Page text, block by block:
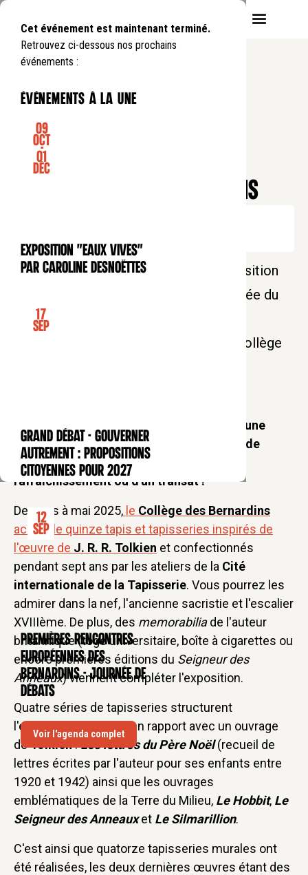
Cet événement est maintenant terminé.
Retrouvez ci-dessous nos prochains
événements :
événements à la une
EXPOSITION
09
Oct
-
01
Déc
Exposition "Eaux Vives"
par Caroline Desnoëttes
CONFÉRENCE
17
Sep
GRAND DÉBAT - Gouverner
autrement : propositions
citoyennes pour 2027
CONFÉRENCE
12
Sep
Premières rencontres
européennes des
Bernardins - Journée de
débats
Voir l'agenda complet
EXPOSITION
HAPPY HOUR AUX BERNARDINS
Pour inaugurer les nocturnes de l'exposition
"Aubusson tisse Tolkien" et fêter l'arrivée du
printemps, venez profiter d'un
rafraichissement sous les voûtes du Collège
Le Collège des Bernardins vous convie à une
"Happy Hour" pour découvrir l'exposition de
manière inédite, tout en profitant d'un
rafraichissement ou d'un transat !
De mars à mai 2025, le Collège des Bernardins
accueille quinze tapis et tapisseries inspirés de
l'œuvre de J. R. R. Tolkien et confectionnés
pendant sept ans par les ateliers de la Cité
internationale de la Tapisserie. Vous pourrez les
admirer dans la nef, l'ancienne sacristie et l'escalier
XVIIIème. De plus, des memorabiliade l'auteur
britannique (toge universitaire, boîte à cigarettes ou
encore premières éditions du Seigneur des
Anneaux) viennent compléter l'exposition.
Quatre séries de tapisseries structurent
l'exposition, chacune en rapport avec un ouvrage
deTolkien:Les lettres du Père Noël(recueil de
lettres écrites par l'auteur pour ses enfants entre
1920 et 1942) ainsi que les ouvrages
emblématiques de la Terre du Milieu, Le Hobbit, Le
Seigneur des Anneauxet Le Silmarillion.
C'est ainsi que quatorze tapisseries murales ont
été réalisées, les deux dernières œuvres étant des